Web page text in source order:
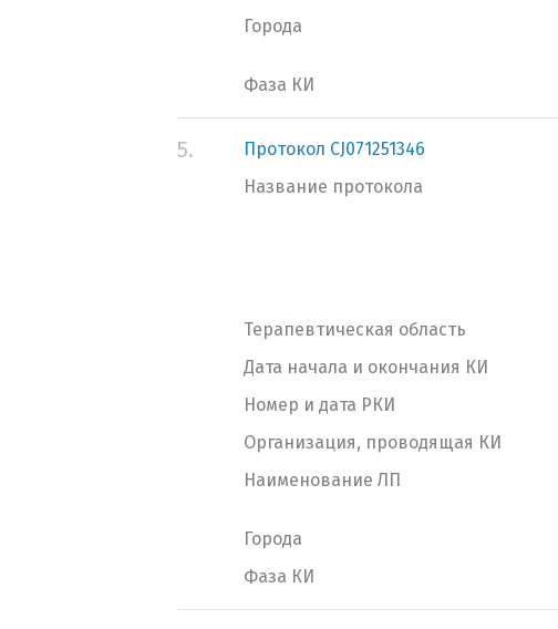
Города
Фаза КИ
5.
Протокол CJ071251346
Название протокола
Терапевтическая область
Дата начала и окончания КИ
Номер и дата РКИ
Организация, проводящая КИ
Наименование ЛП
Города
Фаза КИ